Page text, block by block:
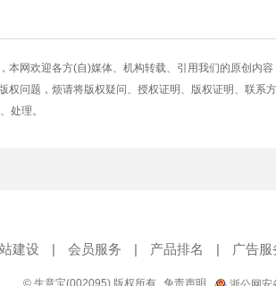
本网欢迎各方(自)媒体、机构转载、引用我们的原创内
权问题，烦请将版权疑问、授权证明、版权证明、联系
处理。
建设 | 会员服务 | 产品排名 | 广告服
© 生意宝(002095) 版权所有 免责声明